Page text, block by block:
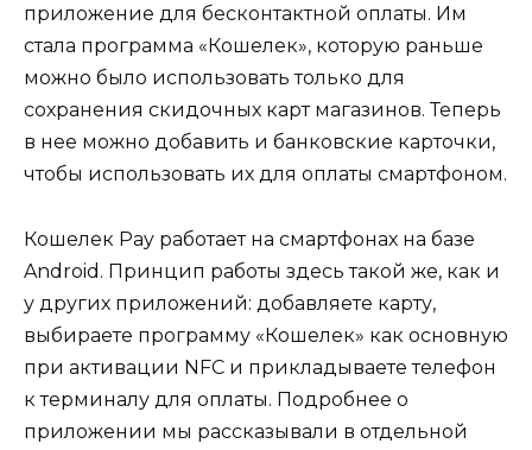
приложение для бесконтактной оплаты. Им
стала программа «Кошелек», которую раньше
можно было использовать только для
сохранения скидочных карт магазинов. Теперь
в нее можно добавить и банковские карточки,
чтобы использовать их для оплаты смартфоном.
Кошелек Pay работает на смартфонах на базе
Android. Принцип работы здесь такой же, как и
у других приложений: добавляете карту,
выбираете программу «Кошелек» как основную
при активации NFC и прикладываете телефон
к терминалу для оплаты. Подробнее о
приложении мы рассказывали в отдельной